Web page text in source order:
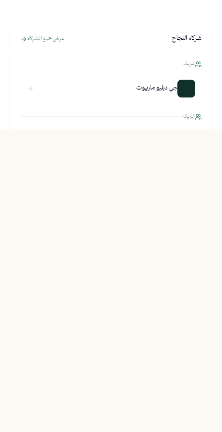
شركاء النجاح عرض جميع الشركاء
شريك
جي دبليو ماريوت
شريك